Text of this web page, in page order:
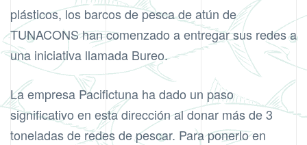
plásticos, los barcos de pesca de atún de
TUNACONS han comenzado a entregar sus redes a
una iniciativa llamada Bureo.
La empresa Pacifictuna ha dado un paso
significativo en esta dirección al donar más de 3
toneladas de redes de pescar. Para ponerlo en